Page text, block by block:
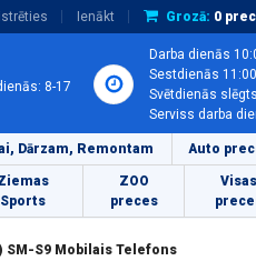
Ienākt Grozā: 0
8-17
Darba dienās
Sestdienās
Svētdienās slēgts
Serviss darba
Dārzam, Remontam Auto
Sports
ZOO
preces
Visas
SM-S9 Mobilais Telefons